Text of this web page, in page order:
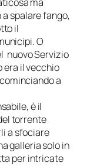
spalare fango,
il
O
nuovo Servizio
era il vecchio
a
è il
torrente
a sfociare
galleria solo in
per intricate